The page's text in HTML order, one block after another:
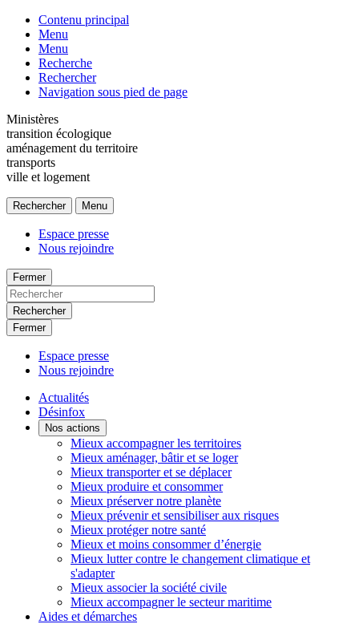
Contenu principal
Menu
Menu
Recherche
Rechercher
Navigation sous pied de page
Ministères
transition écologique
aménagement du territoire
transports
ville et logement
Rechercher Menu
Espace presse
Nous rejoindre
Fermer
Rechercher
Fermer
Espace presse
Nous rejoindre
Actualités
Désinfox
Nos actions
Mieux accompagner les territoires
Mieux aménager, bâtir et se loger
Mieux transporter et se déplacer
Mieux produire et consommer
Mieux préserver notre planète
Mieux prévenir et sensibiliser aux risques
Mieux protéger notre santé
Mieux et moins consommer d’énergie
Mieux lutter contre le changement climatique et
s'adapter
Mieux associer la société civile
Mieux accompagner le secteur maritime
Aides et démarches